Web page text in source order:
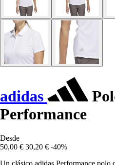
adidas
Performance
Desde
50,00 € 30,20 € -40%
Un clásico adidas Performance polo